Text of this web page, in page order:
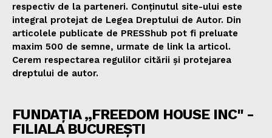
respectiv de la parteneri. Conținutul site-ului este
integral protejat de Legea Dreptului de Autor. Din
articolele publicate de PRESShub pot fi preluate
maxim 500 de semne, urmate de link la articol.
Cerem respectarea regulilor citării și protejarea
dreptului de autor.
FUNDAȚIA „FREEDOM HOUSE INC" -
FILIALA BUCUREȘTI